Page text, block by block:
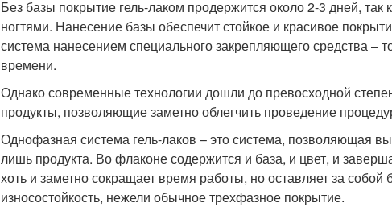
Без базы покрытие гель-лаком продержится около 2-3 дней, так
ногтями. Нанесение базы обеспечит стойкое и красивое
система нанесением специального закрепляющего средства –
времени.
Однако современные технологии дошли до превосходной
продукты, позволяющие заметно облегчить проведение
Однофазная система гель-лаков – это система, позволяющая
лишь продукта. Во флаконе содержится и база, и цвет, и
хоть и заметно сокращает время работы, но оставляет за
износостойкость, нежели обычное трехфазное покрытие.